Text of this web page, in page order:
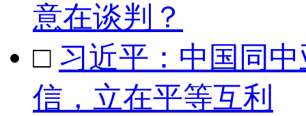
意在谈判？
□ 习近平：中国同
信，立在平等互利